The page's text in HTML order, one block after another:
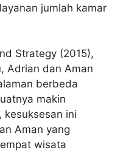
jumlah kamar
Strategy (2015),
Adrian dan Aman
berbeda
makin
kesuksesan ini
Aman yang
wisata